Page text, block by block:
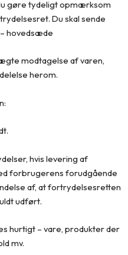
gøre tydeligt opmærksom
Du skal sende
– hovedsæde
modtagelse af varen,
herom.
hvis levering af
forbrugerens forudgående
af, at fortrydelsesretten
udført.
hurtigt – vare, produkter der
mv.